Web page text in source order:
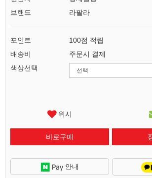
브랜드
라팔라
포인트
100점 적립
배송비
주문시 결제
색상선택
위시
안내